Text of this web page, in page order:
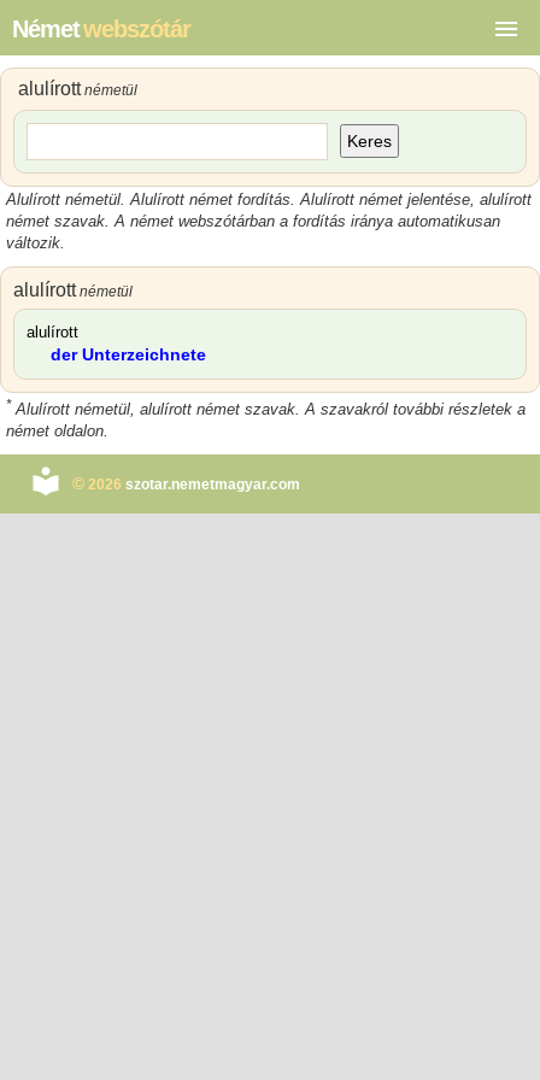
Németwebszótár
alulírottnémetül
Keres
Alulírott németül. Alulírott német fordítás. Alulírott német jelentése, alulírott
német szavak. A német webszótárban a fordítás iránya automatikusan
változik.
alulírottnémetül
alulírott
der Unterzeichnete
* Alulírott németül, alulírott német szavak. A szavakról további részletek a
német oldalon.
© 2026 szotar.nemetmagyar.com